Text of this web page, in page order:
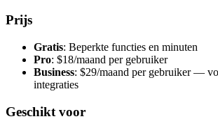
Prijs
Gratis: Beperkte functies en minuten
Pro: $18/maand per gebruiker
Business: $29/maand per gebruiker —
integraties
Geschikt voor